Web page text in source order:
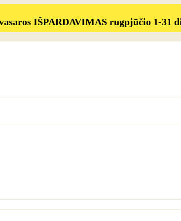
IŠPARDAVIMAS rugpjūčio 1-31